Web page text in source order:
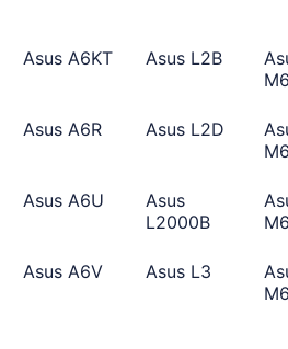
Asus A6KT Asus L2B
Asus A6R Asus L2D
Asus A6U
Asus
L2000B
Asus A6V Asus L3